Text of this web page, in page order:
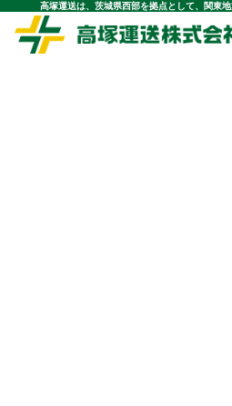
高塚運送は、茨城県西部を拠点として、関東